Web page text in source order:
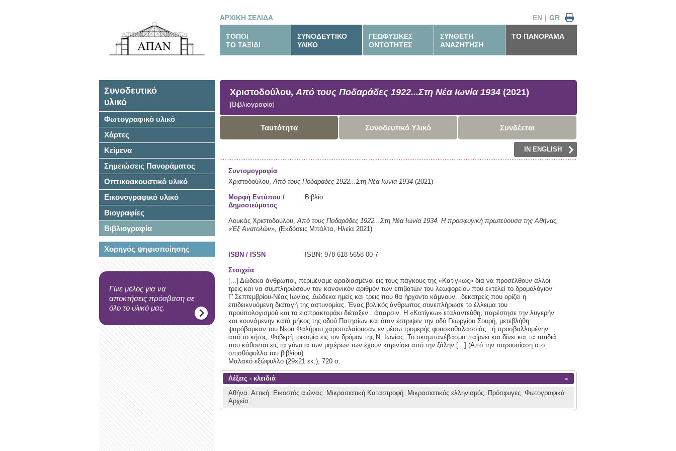
ΑΡΧΙΚΗ ΣΕΛΙΔΑ GR
|
EN
ΤΟΠΟΙ
ΤΟ ΤΑΞΙΔΙ
ΣΥΝΟΔΕΥΤΙΚΟ
ΥΛΙΚΟ
ΓΕΩΦΥΣΙΚΕΣ
ΟΝΤΟΤΗΤΕΣ
ΣΥΝΘΕΤΗ
ΑΝΑΖΗΤΗΣΗ
ΤΟ ΠΑΝΟΡΑΜΑ
Συνοδευτικό
υλικό
Φωτογραφικό υλικό
Χάρτες
Κείμενα
Σημειώσεις Πανοράματος
Οπτικοακουστικό υλικό
Εικονογραφικό υλικό
Βιογραφίες
Βιβλιογραφία
Χορηγός ψηφιοποίησης
Γίνε μέλος για να
αποκτήσεις πρόσβαση σε
όλο το υλικό μας.
Χριστοδούλου,Από τους Ποδαράδες 1922...Στη Νέα Ιωνία 1934 (2021)
[Βιβλιογραφία]
Ταυτότητα Συνοδευτικό Υλικό Συνδέεται
IN ENGLISH
Συντομογραφία
Χριστοδούλου,Από τους Ποδαράδες 1922...Στη Νέα Ιωνία 1934 (2021)
Μορφή Εντύπου /
Δημοσιεύματος
Βιβλίο
Λουκάς Χριστοδούλου,Από τους Ποδαράδες 1922...Στη Νέα Ιωνία 1934. Η προσφυγική πρωτεύουσα της Αθήνας,
«Έξ Ανατολών», (Εκδόσεις Μπάλτα, Ηλεία 2021)
ISBN / ISSN ISBN: 978-618-5658-00-7
Στοιχεία
[...] Δώδεκα άνθρωποι, περιμέναμε αραδιασμένοι εις τους πάγκους της «Κατίγκως» δια να προσέλθουν άλλοι
τρεις και να συμπληρώσουν τον κανονικόν αριθμόν των επιβατών του λεωφορείου που εκτελεί το δρομολόγιον
Γ' Σεπτεμβρίου-Νέας Ιωνίας. Δώδεκα ημείς και τρεις που θα ήρχοντο κάμνουν...δεκατρείς που ορίζει η
επιδεικνυόμενη διαταγή της αστυνομίας. Ένας βολικός άνθρωπος συνεπλήρωσε το έλλειμα του
προϋπολογισμού και το εισπρακτοράκι διέταξεν...άπαρσιν. Η «Κατίγκω» εταλαντεύθη, παρέστησε την λυγερήν
και κουνάμενην κατά μήκος της οδού Πατησίων και όταν έστριψεν την οδό Γεωργίου Σουρή, μετεβλήθη
ψαρόβαρκαν του Νέου Φαλήρου χαροπαλαίουσαν εν μέσω τρομερής φουσκοθαλασσιάς...ή προσβαλλομένην
από το κήτος. Φοβερή τρικυμία εις τον δρόμον της Ν. Ιωνίας. Το σκαμπανέβασμα παίρνει και δίνει και τα παιδιά
που κάθονται εις τα γόνατα των μητέρων των έχουν κιτρινίσει από την ζάλην [...] (Από την παρουσίαση στο
οπισθόφυλλο του βιβλίου)
Μαλακό εξώφυλλο (29x21 εκ.), 720 σ.
Λέξεις - κλειδιά -
Αθήνα. Αττική. Εικοστός αιώνας. Μικρασιατική Καταστροφή. Μικρασιατικός ελληνισμός. Πρόσφυγες. Φωτογραφικά
Αρχεία.